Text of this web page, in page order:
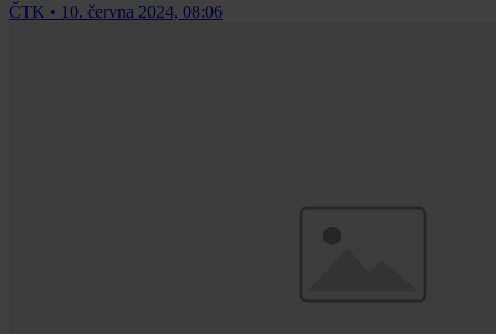
ČTK • 10. června 2024, 08:06